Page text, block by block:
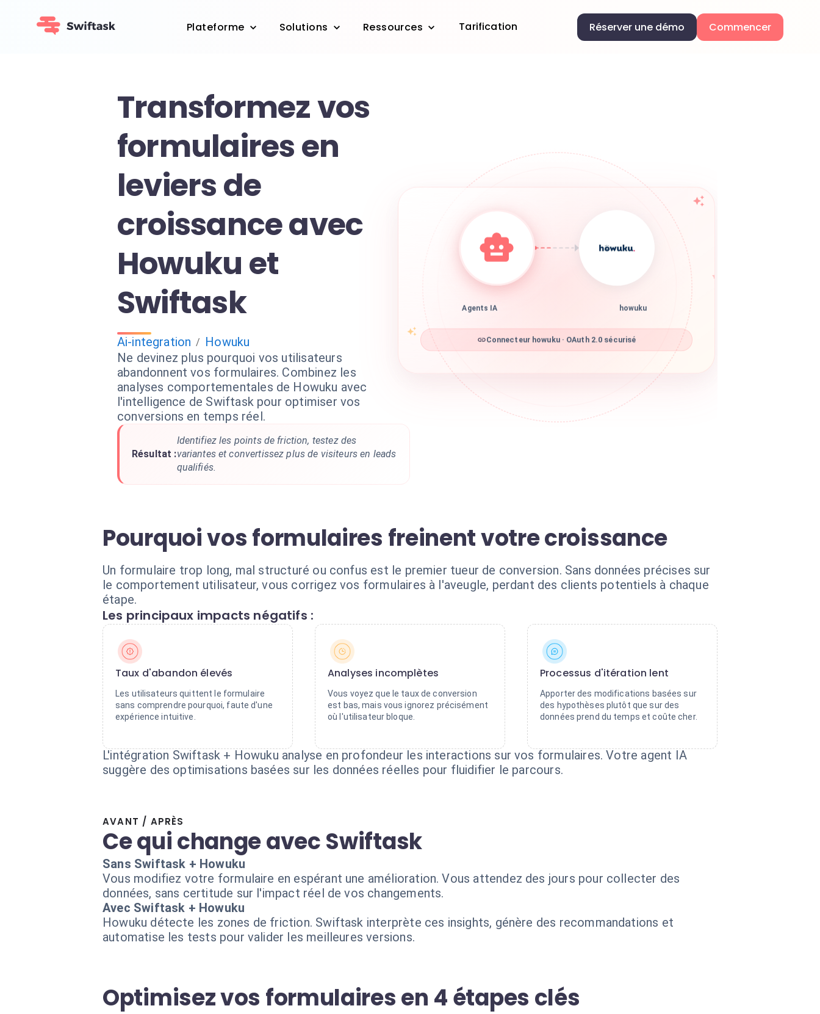
Plateforme Solutions Ressources Tarification Réserver une démo Commencer
Transformez vos
formulaires en
leviers de
croissance avec
Howuku et
Swiftask
Ai-integration / Howuku
Ne devinez plus pourquoi vos utilisateurs
abandonnent vos formulaires. Combinez les
analyses comportementales de Howuku avec
l'intelligence de Swiftask pour optimiser vos
conversions en temps réel.
Résultat :
Identifiez les points de friction, testez des
variantes et convertissez plus de visiteurs en leads
qualifiés.
Agents IA howuku
Connecteur howuku · OAuth 2.0 sécurisé
Pourquoi vos formulaires freinent votre croissance
Un formulaire trop long, mal structuré ou confus est le premier tueur de conversion. Sans données précises sur
le comportement utilisateur, vous corrigez vos formulaires à l'aveugle, perdant des clients potentiels à chaque
étape.
Les principaux impacts négatifs :
Taux d'abandon élevés
Les utilisateurs quittent le formulaire
sans comprendre pourquoi, faute d'une
expérience intuitive.
Analyses incomplètes
Vous voyez que le taux de conversion
est bas, mais vous ignorez précisément
où l'utilisateur bloque.
Processus d'itération lent
Apporter des modifications basées sur
des hypothèses plutôt que sur des
données prend du temps et coûte cher.
L'intégration Swiftask + Howuku analyse en profondeur les interactions sur vos formulaires. Votre agent IA
suggère des optimisations basées sur les données réelles pour fluidifier le parcours.
AVANT / APRÈS
Ce qui change avec Swiftask
Sans Swiftask + Howuku
Vous modifiez votre formulaire en espérant une amélioration. Vous attendez des jours pour collecter des
données, sans certitude sur l'impact réel de vos changements.
Avec Swiftask + Howuku
Howuku détecte les zones de friction. Swiftask interprète ces insights, génère des recommandations et
automatise les tests pour valider les meilleures versions.
Optimisez vos formulaires en 4 étapes clés